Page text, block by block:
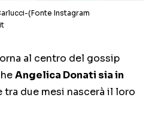
(Fonte Instagram
al centro del gossip
Angelica Donati sia in
tra due mesi nascerà il loro